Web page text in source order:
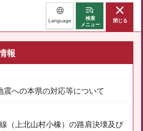
Language
検索
メニュー
閉じる
報
震への本県の対応等について
（上北山村小橡）の路肩決壊及び